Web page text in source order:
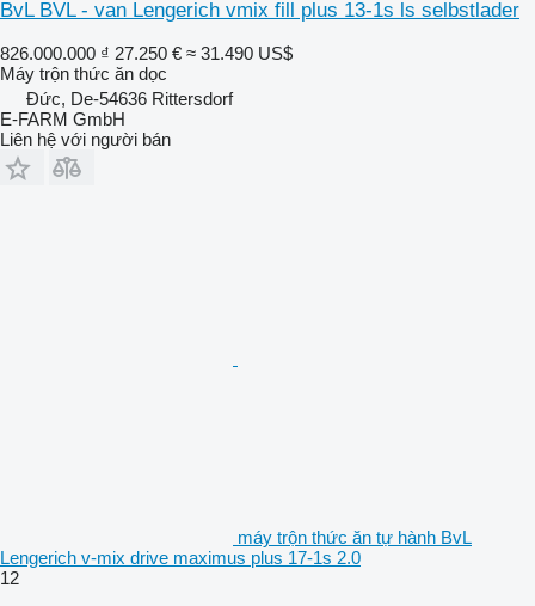
BvL BVL - van Lengerich vmix fill plus 13-1s ls selbstlader
826.000.000 ₫ 27.250 € ≈ 31.490 US$
Máy trộn thức ăn dọc
Đức, De-54636 Rittersdorf
E-FARM GmbH
Liên hệ với người bán
máy trộn thức ăn tự hành BvL
Lengerich v-mix drive maximus plus 17-1s 2.0
12